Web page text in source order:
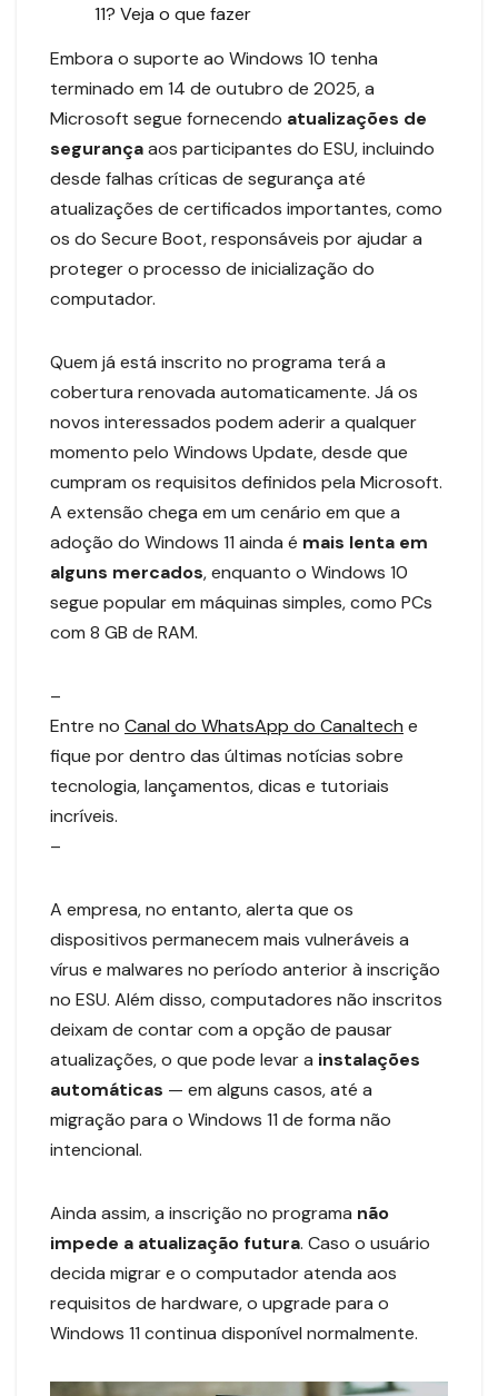
11? Veja o que fazer
Embora o suporte ao Windows 10 tenha
terminado em 14 de outubro de 2025, a
Microsoft segue fornecendo atualizações de
segurançaaos participantes do ESU, incluindo
desde falhas críticas de segurança até
atualizações de certificados importantes, como
os do Secure Boot, responsáveis por ajudar a
proteger o processo de inicialização do
computador.
Quem já está inscrito no programa terá a
cobertura renovada automaticamente. Já os
novos interessados podem aderir a qualquer
momento pelo Windows Update, desde que
cumpram os requisitos definidos pela Microsoft.
A extensão chega em um cenário em que a
adoção do Windows 11 ainda é mais lenta em
alguns mercados, enquanto o Windows 10
segue popular em máquinas simples, como PCs
com 8 GB de RAM.
–
Entre no Canal do WhatsApp do Canaltech e
fique por dentro das últimas notícias sobre
tecnologia, lançamentos, dicas e tutoriais
incríveis.
–
A empresa, no entanto, alerta que os
dispositivos permanecem mais vulneráveis a
vírus e malwares no período anterior à inscrição
no ESU. Além disso, computadores não inscritos
deixam de contar com a opção de pausar
atualizações, o que pode levar a instalações
automáticas — em alguns casos, até a
migração para o Windows 11 de forma não
intencional.
Ainda assim, a inscrição no programa não
impede a atualização futura. Caso o usuário
decida migrar e o computador atenda aos
requisitos de hardware, o upgrade para o
Windows 11 continua disponível normalmente.